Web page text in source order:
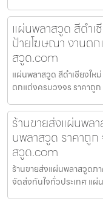
แผ่นพลาสวูด สีดำเ
ป้ายโฆษณา งานต
สวูด.com
แผ่นพลาสวูด สีดำเชียงให
ตกแต่งครบวงจร ราคาถู
ร้านขายส่งแผ่นพล
นพลาสวูด ราคาถูก
สวูด.com
ร้านขายส่งแผ่นพลาสวูดภ
จัดส่งทันใจทั่วประเทศ แ